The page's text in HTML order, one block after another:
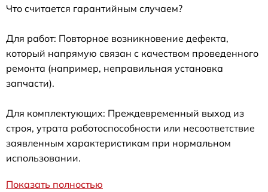
Что считается гарантийным случаем?
Для работ: Повторное возникновение дефекта,
который напрямую связан с качеством проведенного
ремонта (например, неправильная установка
запчасти).
Для комплектующих: Преждевременный выход из
строя, утрата работоспособности или несоответствие
заявленным характеристикам при нормальном
использовании.
Показать полностью